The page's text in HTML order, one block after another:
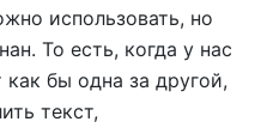
использовать, но
То есть, когда у нас
бы одна за другой,
текст,